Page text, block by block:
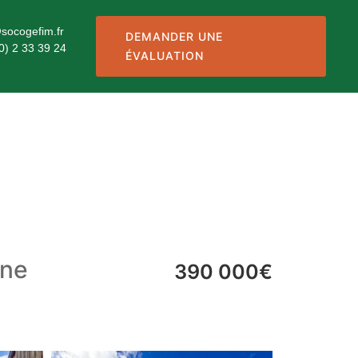
2 33 39 24
DEMANDER UNE
ÉVALUATION
390 000€